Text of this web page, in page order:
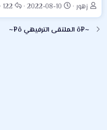
ب
ا
د
زهور
ت
ا
ر
2022-08-10
ا
ل
ر
122
~¤ô الملتقى الترفيهي ô¤~